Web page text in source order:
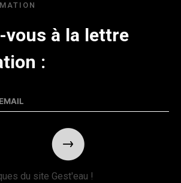
vous à la lettre
:
du site Gest'eau !